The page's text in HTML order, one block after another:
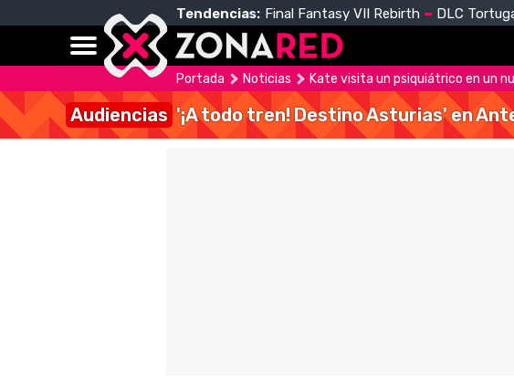
Tendencias: Final Fantasy VII Rebirth DLC
Portada Noticias Kate visita un psiquiátrico en un
Audiencias '¡A todo tren! Destino Asturias' en